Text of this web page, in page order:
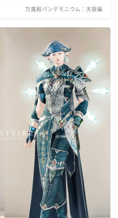
万魔殿パンデモニウム：天獄編